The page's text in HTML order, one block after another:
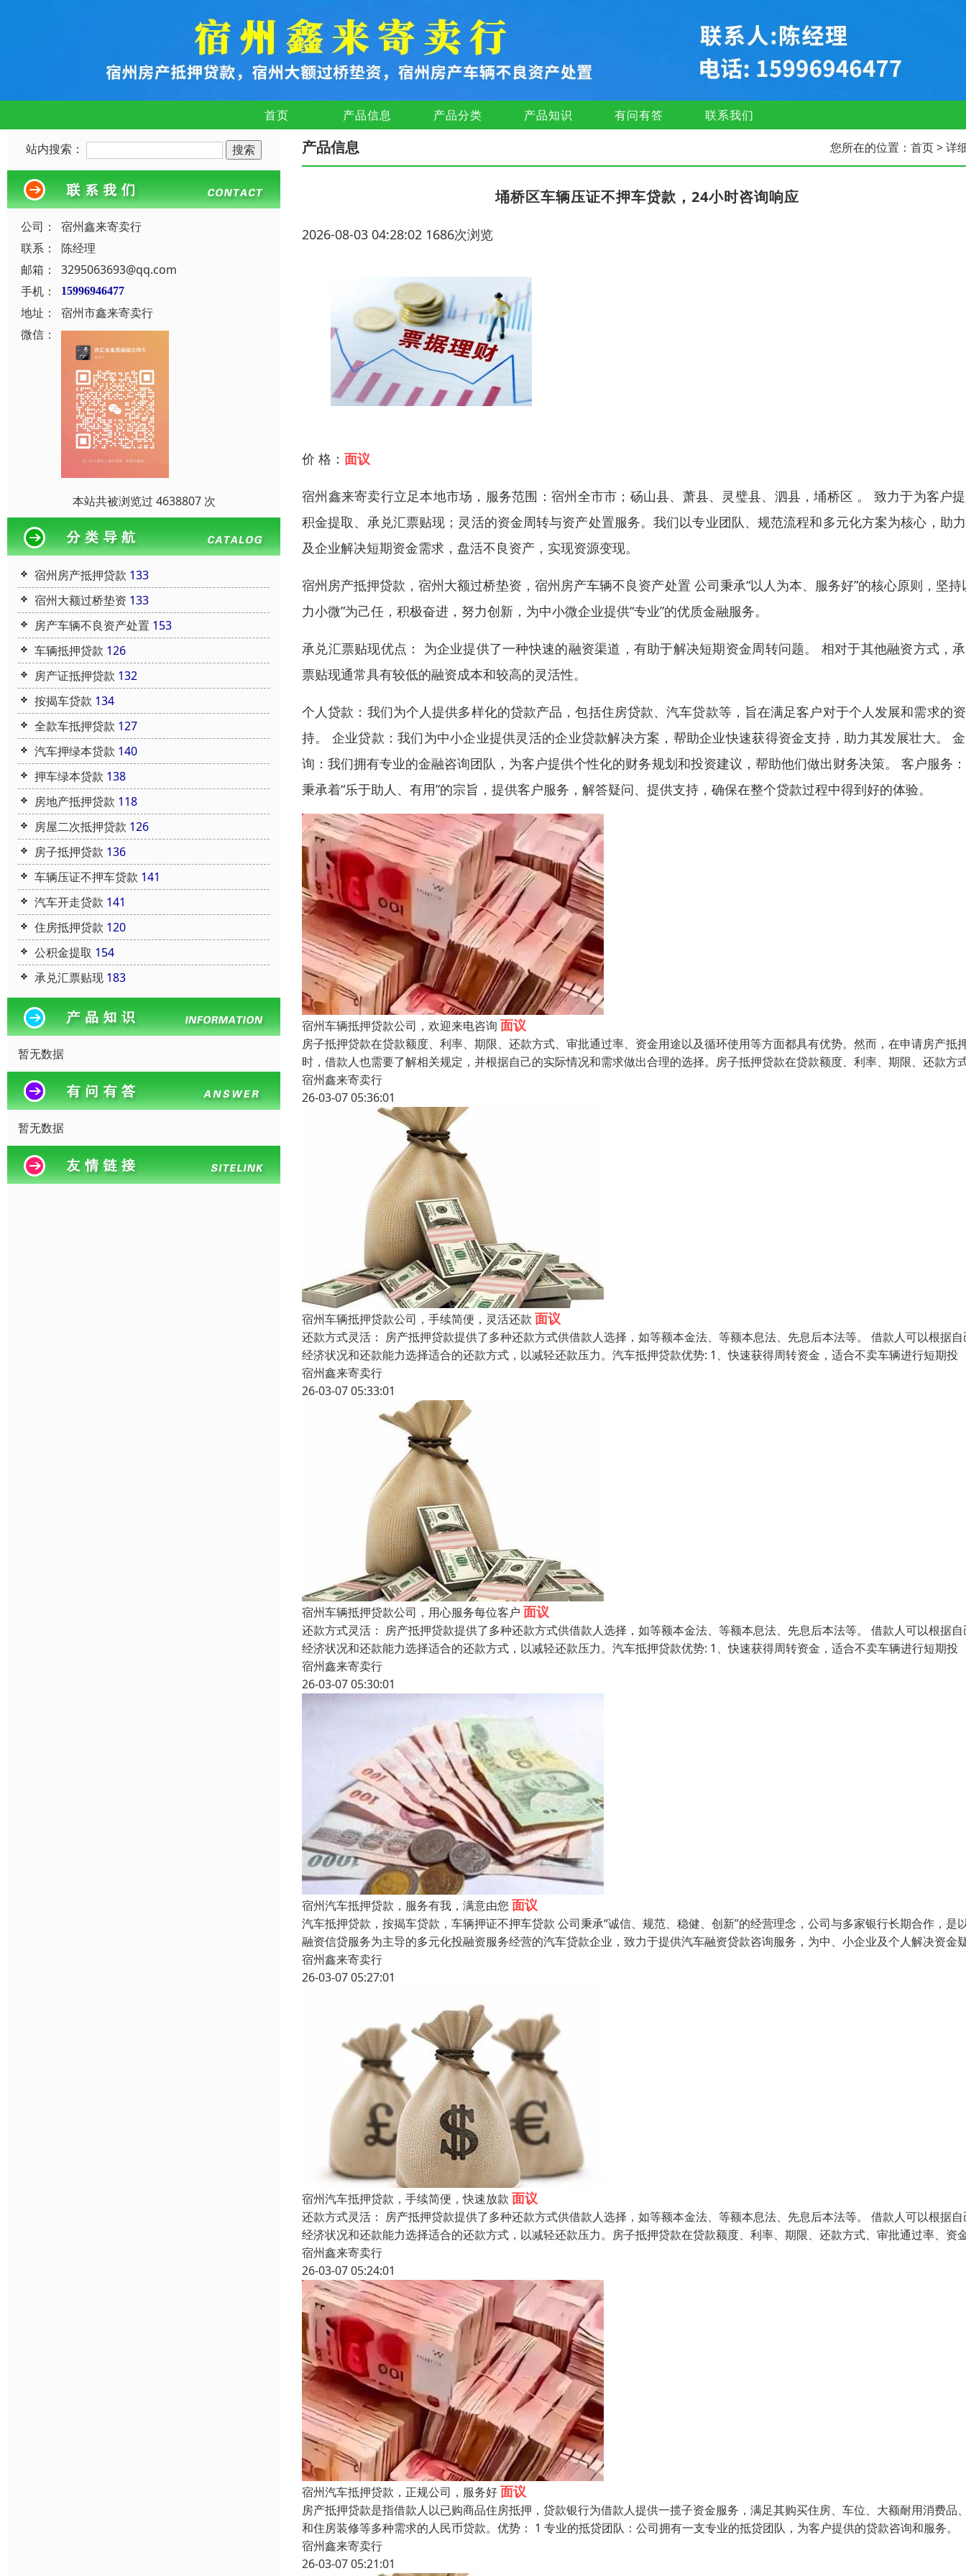
首页 产品信息 产品分类 产品知识 有问有答 联系我们
站内搜索：
公司：
宿州鑫来寄卖行
联系：
陈经理
邮箱：
3295063693@qq.com
手机：
15996946477
地址：
宿州市鑫来寄卖行
微信：
本站共被浏览过 4638807 次
宿州房产抵押贷款 133
宿州大额过桥垫资 133
房产车辆不良资产处置 153
车辆抵押贷款 126
房产证抵押贷款 132
按揭车贷款 134
全款车抵押贷款 127
汽车押绿本贷款 140
押车绿本贷款 138
房地产抵押贷款 118
房屋二次抵押贷款 126
房子抵押贷款 136
车辆压证不押车贷款 141
汽车开走贷款 141
住房抵押贷款 120
公积金提取 154
承兑汇票贴现 183
暂无数据
暂无数据
产品信息 您所在的位置： 首页> 详
埇桥区车辆压证不押车贷款，24小时咨询响应
2026-08-03 04:28:02 1686次浏览
价 格： 面议
宿州鑫来寄卖行立足本地市场，服务范围：宿州全市市；砀山县、萧县、灵璧县、泗县，埇桥区 。 致力于为客户
积金提取、承兑汇票贴现；灵活的资金周转与资产处置服务。我们以专业团队、规范流程和多元化方案为核心，助
及企业解决短期资金需求，盘活不良资产，实现资源变现。
宿州房产抵押贷款，宿州大额过桥垫资，宿州房产车辆不良资产处置 公司秉承“以人为本、服务好”的核心原则，坚持
力小微”为己任，积极奋进，努力创新，为中小微企业提供“专业”的优质金融服务。
承兑汇票贴现优点： 为企业提供了一种快速的融资渠道，有助于解决短期资金周转问题。 相对于其他融资方式，
票贴现通常具有较低的融资成本和较高的灵活性。
个人贷款：我们为个人提供多样化的贷款产品，包括住房贷款、汽车贷款等，旨在满足客户对于个人发展和需求的
持。 企业贷款：我们为中小企业提供灵活的企业贷款解决方案，帮助企业快速获得资金支持，助力其发展壮大。
询：我们拥有专业的金融咨询团队，为客户提供个性化的财务规划和投资建议，帮助他们做出财务决策。 客户服务
秉承着“乐于助人、有用”的宗旨，提供客户服务，解答疑问、提供支持，确保在整个贷款过程中得到好的体验。
宿州车辆抵押贷款公司，欢迎来电咨询 面议
房子抵押贷款在贷款额度、利率、期限、还款方式、审批通过率、资金用途以及循环使用等方面都具有优势。然而，在申请房产抵
时，借款人也需要了解相关规定，并根据自己的实际情况和需求做出合理的选择。房子抵押贷款在贷款额度、利率、期限、还款方
宿州鑫来寄卖行
26-03-07 05:36:01
宿州车辆抵押贷款公司，手续简便，灵活还款 面议
还款方式灵活： 房产抵押贷款提供了多种还款方式供借款人选择，如等额本金法、等额本息法、先息后本法等。 借款人可以根据
经济状况和还款能力选择适合的还款方式，以减轻还款压力。汽车抵押贷款优势: 1、快速获得周转资金，适合不卖车辆进行短期投
宿州鑫来寄卖行
26-03-07 05:33:01
宿州车辆抵押贷款公司，用心服务每位客户 面议
还款方式灵活： 房产抵押贷款提供了多种还款方式供借款人选择，如等额本金法、等额本息法、先息后本法等。 借款人可以根据
经济状况和还款能力选择适合的还款方式，以减轻还款压力。汽车抵押贷款优势: 1、快速获得周转资金，适合不卖车辆进行短期投
宿州鑫来寄卖行
26-03-07 05:30:01
宿州汽车抵押贷款，服务有我，满意由您 面议
汽车抵押贷款，按揭车贷款，车辆押证不押车贷款 公司秉承“诚信、规范、稳健、创新”的经营理念，公司与多家银行长期合作，是
融资信贷服务为主导的多元化投融资服务经营的汽车贷款企业，致力于提供汽车融资贷款咨询服务，为中、小企业及个人解决资金
宿州鑫来寄卖行
26-03-07 05:27:01
宿州汽车抵押贷款，手续简便，快速放款 面议
还款方式灵活： 房产抵押贷款提供了多种还款方式供借款人选择，如等额本金法、等额本息法、先息后本法等。 借款人可以根据
经济状况和还款能力选择适合的还款方式，以减轻还款压力。房子抵押贷款在贷款额度、利率、期限、还款方式、审批通过率、资
宿州鑫来寄卖行
26-03-07 05:24:01
宿州汽车抵押贷款，正规公司，服务好面议
房产抵押贷款是指借款人以已购商品住房抵押，贷款银行为借款人提供一揽子资金服务，满足其购买住房、车位、大额耐用消费品
和住房装修等多种需求的人民币贷款。优势： 1 专业的抵贷团队：公司拥有一支专业的抵贷团队，为客户提供的贷款咨询和服务。
宿州鑫来寄卖行
26-03-07 05:21:01